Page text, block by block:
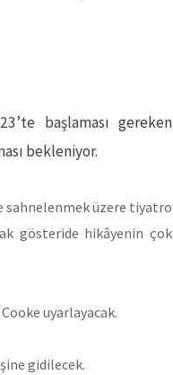
başlaması gereken
bekleniyor.
sahnelenmek üzere tiyatro
gösteride hikâyenin çok
uyarlayacak.
gidilecek.